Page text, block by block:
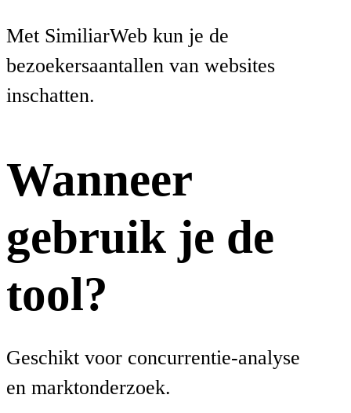
Met SimiliarWeb kun je de
bezoekersaantallen van websites
inschatten.
Wanneer
gebruik je de
tool?
Geschikt voor concurrentie-analyse
en marktonderzoek.